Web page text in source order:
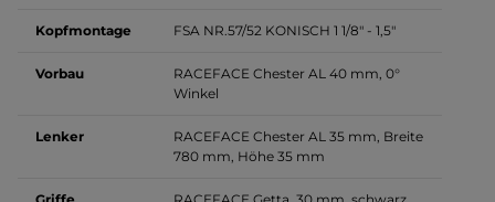
Kopfmontage FSA NR.57/52 KONISCH 1 1/8" - 1,5"
Vorbau
RACEFACE Chester AL 40 mm, 0°
Winkel
Lenker
RACEFACE Chester AL 35 mm, Breite
780 mm, Höhe 35 mm